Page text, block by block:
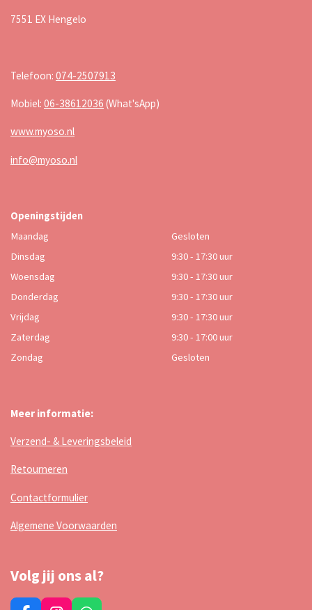
7551 EX Hengelo
Telefoon: 074-2507913
Mobiel: 06-38612036 (What'sApp)
www.myoso.nl
info@myoso.nl
Openingstijden
Maandag
Gesloten
Dinsdag
9:30 - 17:30 uur
Woensdag
9:30 - 17:30 uur
Donderdag
9:30 - 17:30 uur
Vrijdag
9:30 - 17:30 uur
Zaterdag
9:30 - 17:00 uur
Zondag
Gesloten
Meer informatie:
Verzend- & Leveringsbeleid
Retourneren
Contactformulier
Algemene Voorwaarden
Volg jij ons al?